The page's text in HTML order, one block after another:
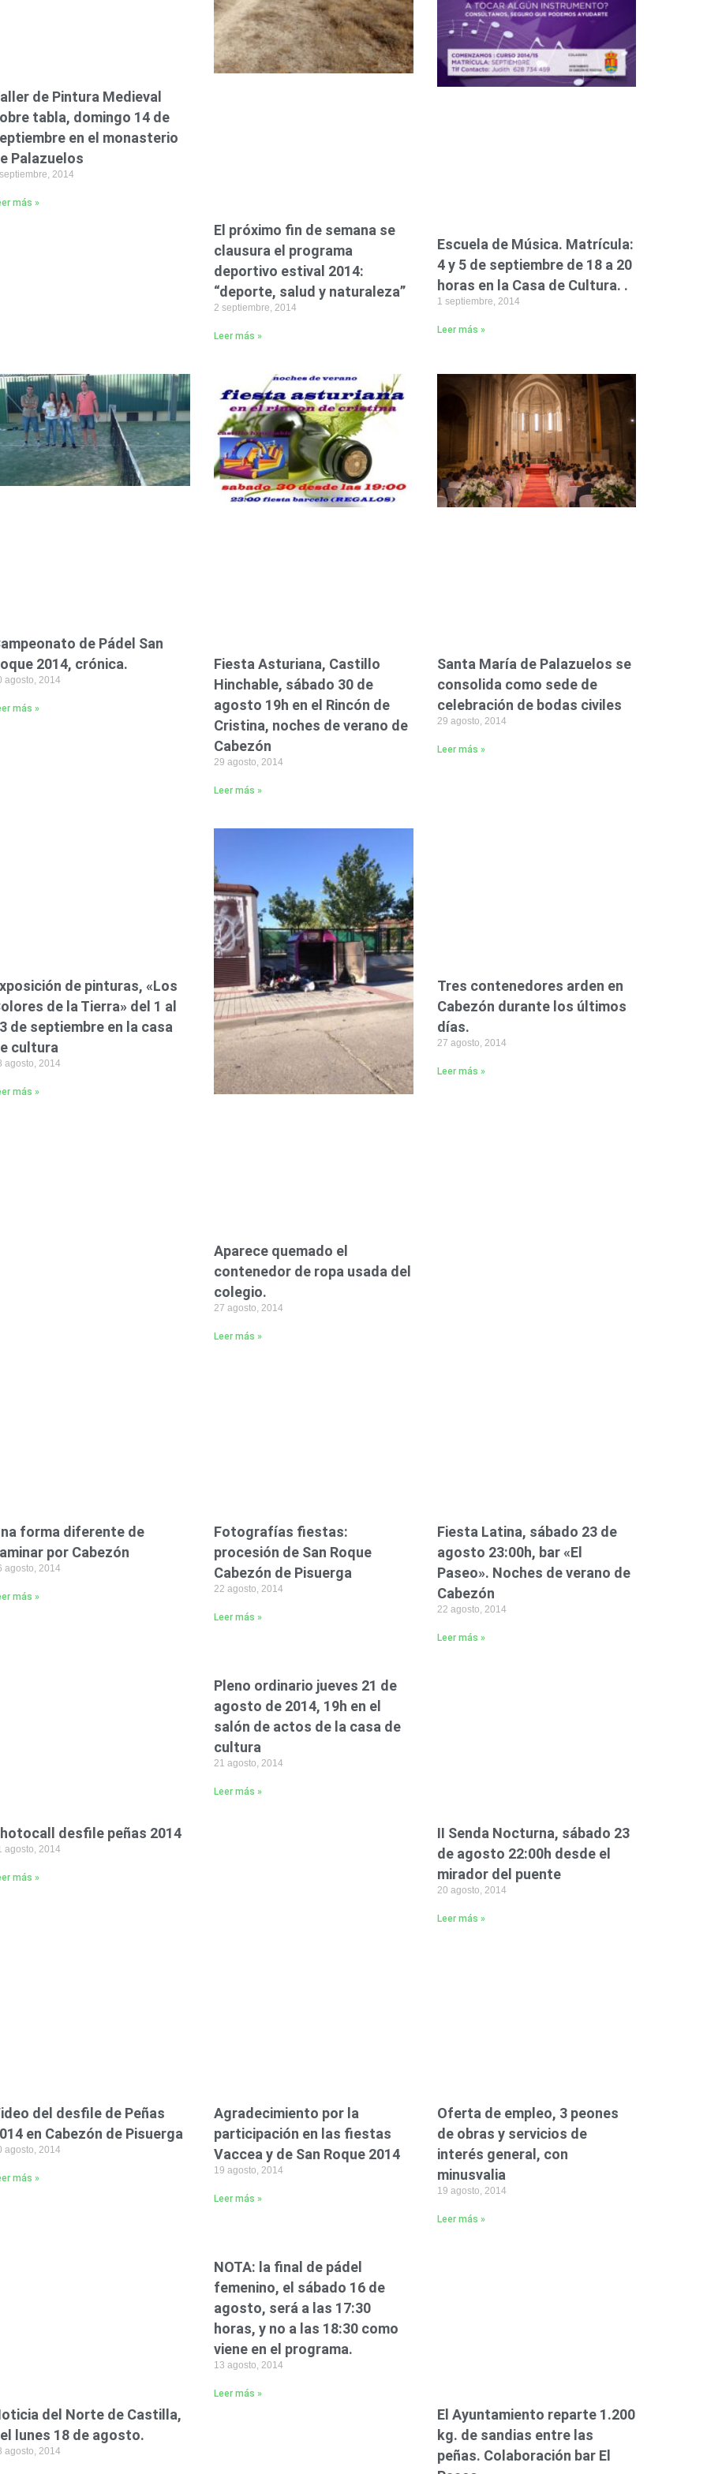
de Pintura Medieval
tabla, domingo 14 de
en el monasterio
Palazuelos
2014
más »
El próximo fin de semana se
clausura el programa
deportivo estival 2014:
“deporte, salud y naturaleza”
2 septiembre, 2014
Leer más »
Escuela de Música. Matrícula:
4 y 5 de septiembre de 18 a 20
horas en la Casa de Cultura. .
1 septiembre, 2014
Leer más »
de Pádel San
2014, crónica.
agosto, 2014
más »
Fiesta Asturiana, Castillo
Hinchable, sábado 30 de
agosto 19h en el Rincón de
Cristina, noches de verano de
Cabezón
29 agosto, 2014
Leer más »
Santa María de Palazuelos se
consolida como sede de
celebración de bodas civiles
29 agosto, 2014
Leer más »
de pinturas, «Los
de la Tierra» del 1 al
de septiembre en la casa
cultura
agosto, 2014
más »
Aparece quemado el
contenedor de ropa usada del
colegio.
27 agosto, 2014
Leer más »
Tres contenedores arden en
Cabezón durante los últimos
días.
27 agosto, 2014
Leer más »
forma diferente de
por Cabezón
agosto, 2014
más »
Fotografías fiestas:
procesión de San Roque
Cabezón de Pisuerga
22 agosto, 2014
Leer más »
Fiesta Latina, sábado 23 de
agosto 23:00h, bar «El
Paseo». Noches de verano de
Cabezón
22 agosto, 2014
Leer más »
desfile peñas 2014
agosto, 2014
más »
Pleno ordinario jueves 21 de
agosto de 2014, 19h en el
salón de actos de la casa de
cultura
21 agosto, 2014
Leer más »
II Senda Nocturna, sábado 23
de agosto 22:00h desde el
mirador del puente
20 agosto, 2014
Leer más »
del desfile de Peñas
en Cabezón de Pisuerga
agosto, 2014
más »
Agradecimiento por la
participación en las fiestas
Vaccea y de San Roque 2014
19 agosto, 2014
Leer más »
Oferta de empleo, 3 peones
de obras y servicios de
interés general, con
minusvalia
19 agosto, 2014
Leer más »
del Norte de Castilla,
lunes 18 de agosto.
agosto, 2014
NOTA: la final de pádel
femenino, el sábado 16 de
agosto, será a las 17:30
horas, y no a las 18:30 como
viene en el programa.
13 agosto, 2014
Leer más »
El Ayuntamiento reparte 1.200
kg. de sandias entre las
peñas. Colaboración bar El